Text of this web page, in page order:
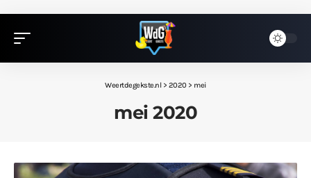
Weertdegekste.nl> 2020> mei
mei 2020